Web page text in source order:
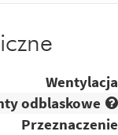
Wentylacja
odblaskowe
Przeznaczenie